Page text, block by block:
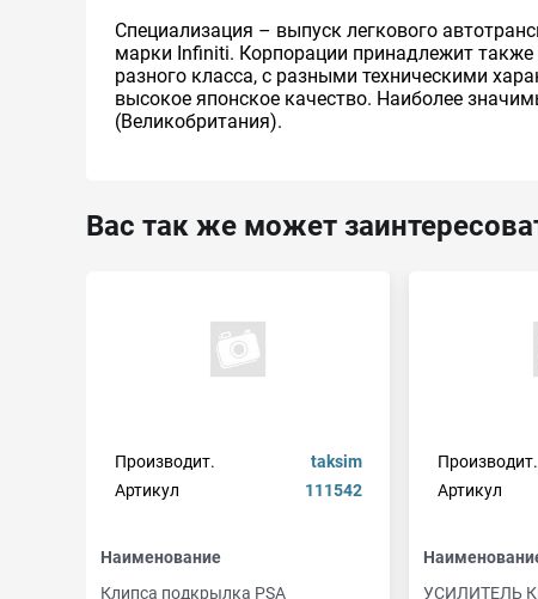
Специализация – выпуск легкового
марки Infiniti. Корпорации принадлежит также
разного класса, с разными техническими
высокое японское качество. Наиболее
(Великобритания).
Вас так же может
Производит.
taksim
Артикул
111542
Наименование
Клипса подкрылка PSA
Производит.
Артикул
УСИЛИТЕЛЬ